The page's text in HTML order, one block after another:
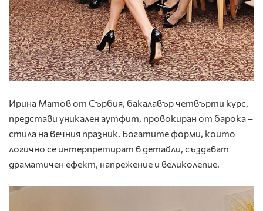
Ирина Матов от Сърбия, бакалавър четвърти курс,
представи уникален аутфит, провокиран от барока –
стила на вечния празник. Богатите форми, които
логично се интерпретират в детайли, създават
драматичен ефект, напрежение и великолепие.